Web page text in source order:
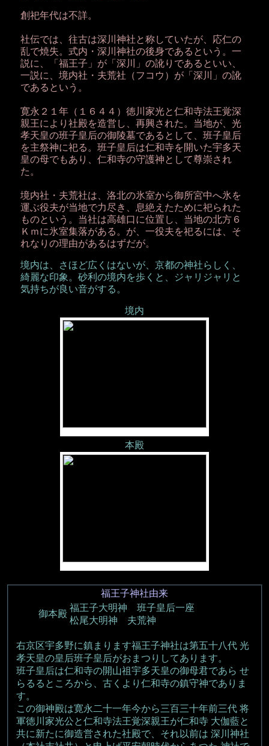
創祀年代は不詳。
社伝では、往古は深川神社と称していたが、応仁の
乱で焼失。式内・深川神社の後身であるという。一
説に、「福王子」が「深川」の訛りであるといい、
一説に、境内社・夫荒社（フコウ）が「深川」の訛
であるという。
寛永２１年（１６４４）徳川家光と仁和寺法王覚深
親王により社殿を造営し、再興された。当地が、光
孝天皇の班子皇后の御陵墓であるとして、班子皇后
を主祭神に祀る。班子皇后は仁和寺を開いた宇多天
皇の母でもあり、仁和寺の守護神として尊崇され
た。
境内社・夫荒社は、洛北の氷室から御所宮中へ氷を
運ぶ役夫が当地で力尽き、息絶えたために祀られた
ものという。当社は高雄口に位置し、当地の北方６
Ｋｍに氷室集落がある。が、一役夫を祀るには、そ
れなりの理由があるはずだが。
境内は、さほど広くはないが、京都の神社らしく、
綺麗な印象。砂利の境内を歩くと、ジャリジャリと
気持ちが良い音がする。
境内
本殿
福王子神社由来
御本殿
福王子大明神 班子皇后一座
松尾大明神 夫荒神
右京区宇多野に鎮まります福王子神社は第五十八代 光
孝天皇の皇后班子皇后がおまつりしてあります。
班子皇后は仁和寺の開山祖宇多天皇の御母君であら せ
らるるところから、古くより仁和寺の鎮守神でありま
す。
この御神殿は寛永二十一年今から三百三十年前三代 将
軍徳川家光公と仁和寺法王覚深親王が仁和寺 大伽藍と
共に新たに御造営された社殿で、それ以前は 深川神社